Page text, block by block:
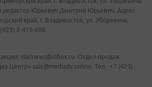
редактор Юркевич Дмитрий Юрьевич. Адрес
край, г. Владивосток, ул. Уборевича,
2-415-600.
vladnews@inbox.ru. Отдел продаж
Центр» sale@mediadv.online. Тел.: +7 (423)